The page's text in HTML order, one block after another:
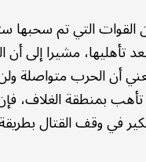
القوات التي تم سحبها
تأهليها، مشيرا إلى أن
أن الحرب متواصلة
بمنطقة الغلاف،
في وقف القتال